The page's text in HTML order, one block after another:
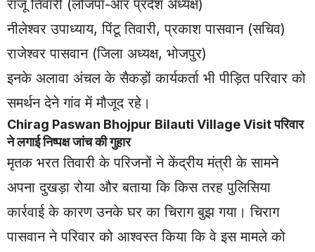
राजू तिवारी (लोजपा-आर प्रदेश अध्यक्ष)
नीलेश्वर उपाध्याय, पिंटू तिवारी, प्रकाश पासवान (सचिव)
राजेश्वर पासवान (जिला अध्यक्ष, भोजपुर)
इनके अलावा अंचल के सैकड़ों कार्यकर्ता भी पीड़ित परिवार को
समर्थन देने गांव में मौजूद रहे।
Chirag Paswan Bhojpur Bilauti Village Visit परिवार
ने लगाई निष्पक्ष जांच की गुहार
मृतक भरत तिवारी के परिजनों ने केंद्रीय मंत्री के सामने
अपना दुखड़ा रोया और बताया कि किस तरह पुलिसिया
कार्रवाई के कारण उनके घर का चिराग बुझ गया। चिराग
पासवान ने परिवार को आश्वस्त किया कि वे इस मामले को